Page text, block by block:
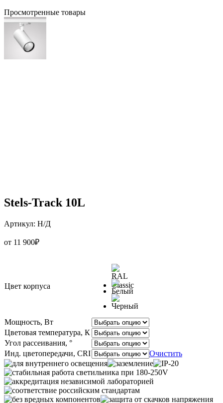
Просмотренные товары
Stels-Track 10L
Артикул: Н/Д
от 11 900₽
Цвет корпуса
Мощность, Вт
Цветовая температура, К
Угол рассеивания, °
Инд. цветопередачи, CRI
Очистить